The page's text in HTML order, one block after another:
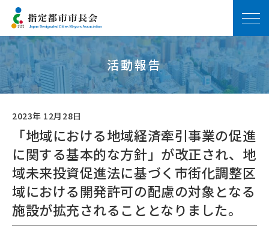
活動報告
2023年 12月28日
「地域における地域経済牽引事業の促進
に関する基本的な方針」が改正され、地
域未来投資促進法に基づく市街化調整区
域における開発許可の配慮の対象となる
施設が拡充されることとなりました。